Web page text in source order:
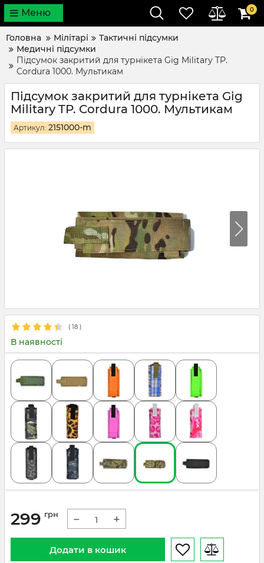
Меню 0
Головна Мілітарі
Тактичні підсумки
Медичні підсумки
Підсумок закритий для турнікета Gig Military TP.
Cordura 1000. Мультикам
Підсумок закритий для турнікета Gig
Military TP. Cordura 1000. Мультикам
Артикул: 2151000-m
( 18 )
В наявності
299 грн − +
Додати в кошик